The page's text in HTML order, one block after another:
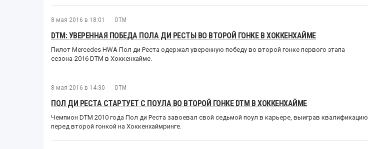
8 мая 2016 в 18:01 DTM
DTM: УВЕРЕННАЯ ПОБЕДА ПОЛА ДИ РЕСТЫ ВО ВТОРОЙ ГОНКЕ В ХОККЕНХАЙМЕ
Пилот Mercedes HWA Пол ди Реста одержал уверенную победу во второй гонке первого этапа
сезона-2016 DTM в Хоккенхайме.
8 мая 2016 в 14:30 DTM
ПОЛ ДИ РЕСТА СТАРТУЕТ С ПОУЛА ВО ВТОРОЙ ГОНКЕ DTM В ХОККЕНХАЙМЕ
Чемпион DTM 2010 года Пол ди Реста завоевал свой седьмой поул в карьере, выиграв квалификацию
перед второй гонкой на Хоккенхаймринге.